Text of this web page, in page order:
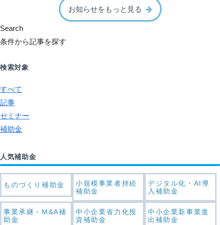
お知らせをもっと見る
Search
条件から記事を探す
検索対象
すべて
記事
セミナー
補助金
人気補助金
ものづくり補助金
小規模事業者持続
補助金
デジタル化・AI導
入補助金
事業承継・M&A補
助金
中小企業省力化投
資補助金
中小企業新事業進
出補助金